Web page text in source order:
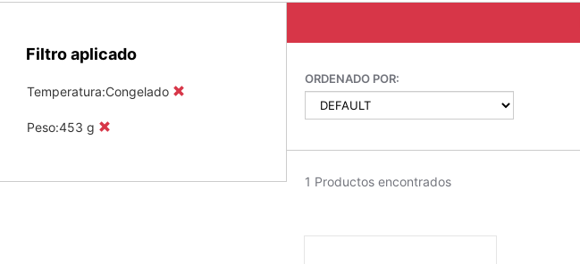
Filtro aplicado
Temperatura:Congelado
Peso:453 g
ORDENADO POR:
1 Productos encontrados